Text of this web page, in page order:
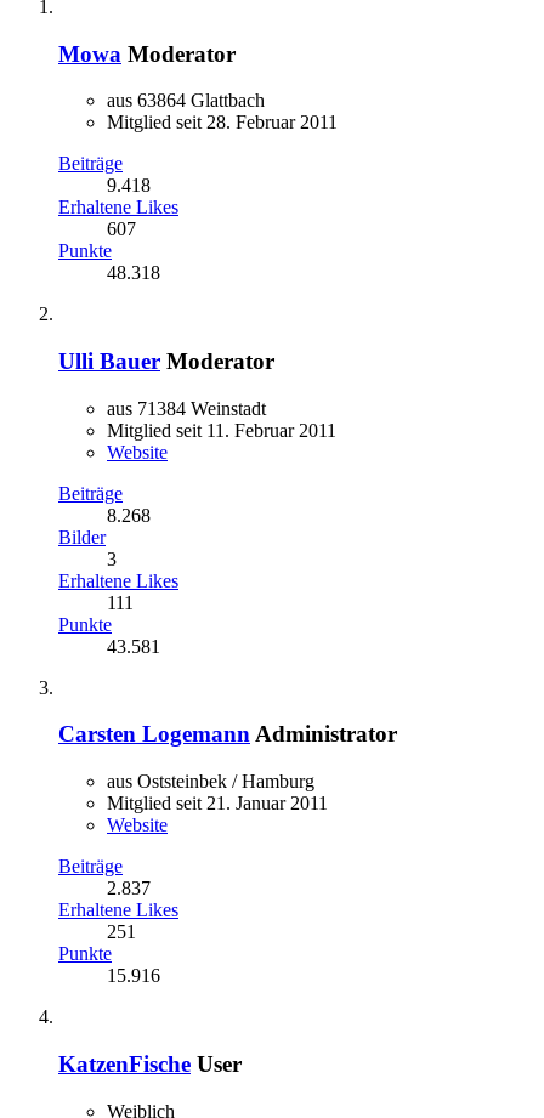
Mowa Moderator
aus 63864 Glattbach
Mitglied seit 28. Februar 2011
Beiträge
9.418
Erhaltene Likes
607
Punkte
48.318
Ulli Bauer Moderator
aus 71384 Weinstadt
Mitglied seit 11. Februar 2011
Website
Beiträge
8.268
Bilder
3
Erhaltene Likes
111
Punkte
43.581
Carsten LogemannAdministrator
aus Oststeinbek / Hamburg
Mitglied seit 21. Januar 2011
Website
Beiträge
2.837
Erhaltene Likes
251
Punkte
15.916
KatzenFische User
Weiblich